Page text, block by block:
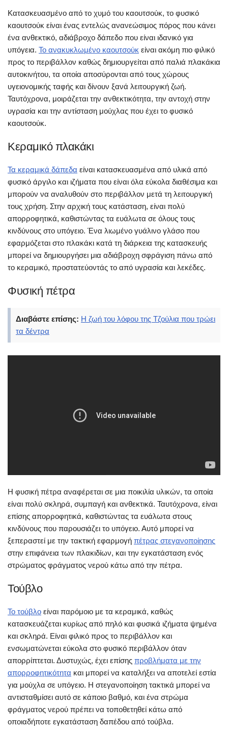
Κατασκευασμένο από το χυμό του καουτσούκ, το φυσικό
καουτσούκ είναι ένας εντελώς ανανεώσιμος πόρος που κάνει
ένα ανθεκτικό, αδιάβροχο δάπεδο που είναι ιδανικό για
υπόγεια. Το ανακυκλωμένο καουτσούκ είναι ακόμη πιο φιλικό
προς το περιβάλλον καθώς δημιουργείται από παλιά πλακάκια
αυτοκινήτου, τα οποία αποσύρονται από τους χώρους
υγειονομικής ταφής και δίνουν ξανά λειτουργική ζωή.
Ταυτόχρονα, μοιράζεται την ανθεκτικότητα, την αντοχή στην
υγρασία και την αντίσταση μούχλας που έχει το φυσικό
καουτσούκ.
Κεραμικό πλακάκι
Τα κεραμικά δάπεδα είναι κατασκευασμένα από υλικά από
φυσικό άργιλο και ιζήματα που είναι όλα εύκολα διαθέσιμα και
μπορούν να αναλυθούν στο περιβάλλον μετά τη λειτουργική
τους χρήση. Στην αρχική τους κατάσταση, είναι πολύ
απορροφητικά, καθιστώντας τα ευάλωτα σε όλους τους
κινδύνους στο υπόγειο. Ένα λιωμένο γυάλινο γλάσο που
εφαρμόζεται στο πλακάκι κατά τη διάρκεια της κατασκευής
μπορεί να δημιουργήσει μια αδιάβροχη σφράγιση πάνω από
το κεραμικό, προστατεύοντάς το από υγρασία και λεκέδες.
Φυσική πέτρα
Διαβάστε επίσης: Η ζωή του λόφου της Τζούλια που τρώει
τα δέντρα
Η φυσική πέτρα αναφέρεται σε μια ποικιλία υλικών, τα οποία
είναι πολύ σκληρά, συμπαγή και ανθεκτικά. Ταυτόχρονα, είναι
επίσης απορροφητικά, καθιστώντας τα ευάλωτα στους
κινδύνους που παρουσιάζει το υπόγειο. Αυτό μπορεί να
ξεπεραστεί με την τακτική εφαρμογή πέτρας στεγανοποίησης
στην επιφάνεια των πλακιδίων, και την εγκατάσταση ενός
στρώματος φράγματος νερού κάτω από την πέτρα.
Τούβλο
Το τούβλο είναι παρόμοιο με τα κεραμικά, καθώς
κατασκευάζεται κυρίως από πηλό και φυσικά ιζήματα ψημένα
και σκληρά. Είναι φιλικό προς το περιβάλλον και
ενσωματώνεται εύκολα στο φυσικό περιβάλλον όταν
απορρίπτεται. Δυστυχώς, έχει επίσης προβλήματα με την
απορροφητικότητα και μπορεί να καταλήξει να αποτελεί εστία
για μούχλα σε υπόγειο. Η στεγανοποίηση τακτικά μπορεί να
αντισταθμίσει αυτό σε κάποιο βαθμό, και ένα στρώμα
φράγματος νερού πρέπει να τοποθετηθεί κάτω από
οποιαδήποτε εγκατάσταση δαπέδου από τούβλα.